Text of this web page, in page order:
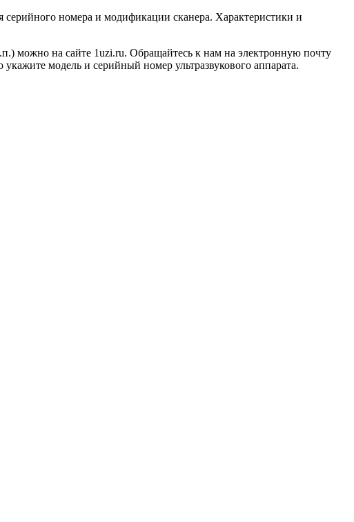
номера и модификации сканера. Характеристики и
можно на сайте 1uzi.ru. Обращайтесь к нам на электронную почту
укажите модель и серийный номер ультразвукового аппарата.